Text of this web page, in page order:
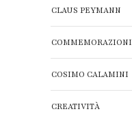
CLAUS PEYMANN
COMMEMORAZIONI
COSIMO CALAMINI
CREATIVITÀ